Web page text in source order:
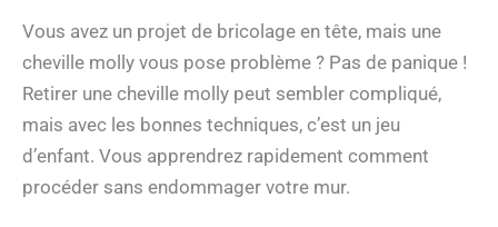
Vous avez un projet de bricolage en tête, mais une
cheville molly vous pose problème ? Pas de panique !
Retirer une cheville molly peut sembler compliqué,
mais avec les bonnes techniques, c’est un jeu
d’enfant. Vous apprendrez rapidement comment
procéder sans endommager votre mur.